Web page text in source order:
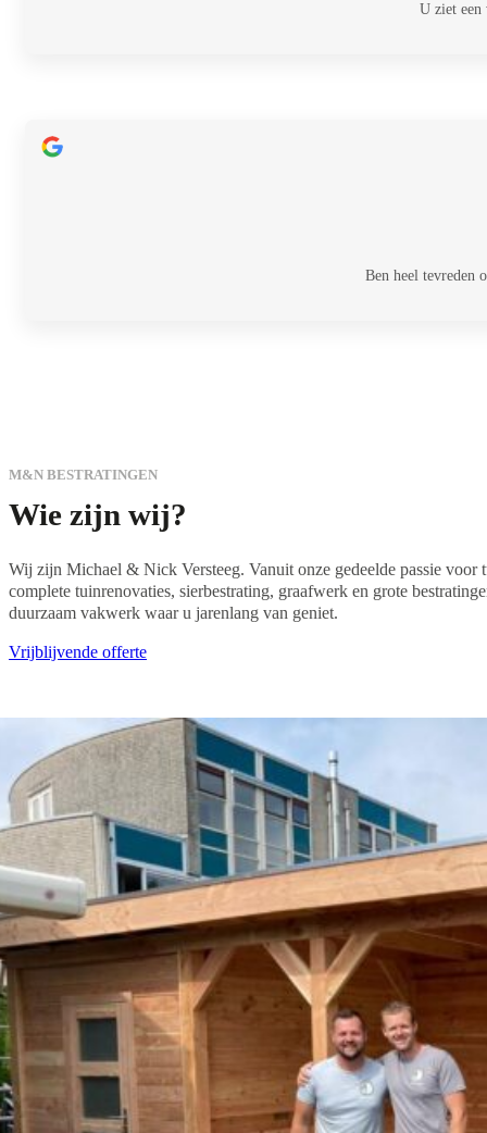
U ziet een
Ben heel tevreden
M&N BESTRATINGEN
Wie zijn wij?
Wij zijn Michael & Nick Versteeg. Vanuit onze gedeelde passie
complete tuinrenovaties, sierbestrating, graafwerk en grote
duurzaam vakwerk waar u jarenlang van geniet.
Vrijblijvende offerte